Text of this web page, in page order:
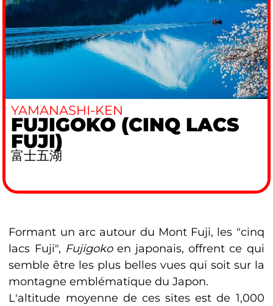
YAMANASHI-KEN
FUJIGOKO (CINQ LACS
FUJI)
富士五湖
Formant un arc autour du Mont Fuji, les "cinq
lacs Fuji", Fujigokoen japonais, offrent ce qui
semble être les plus belles vues qui soit sur la
montagne emblématique du Japon.
L'altitude moyenne de ces sites est de 1,000